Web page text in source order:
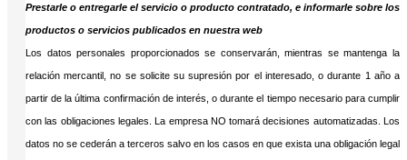
Prestarle o entregarle el servicio o producto contratado, e informarle sobre los
productos o servicios publicados en nuestra web
Los datos personales proporcionados se conservarán, mientras se mantenga la
relación mercantil, no se solicite su supresión por el interesado, o durante 1 año a
partir de la última confirmación de interés, o durante el tiempo necesario para cumplir
con las obligaciones legales. La empresa NO tomará decisiones automatizadas. Los
datos no se cederán a terceros salvo en los casos en que exista una obligación legal